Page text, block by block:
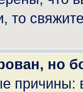
то
но
причины: